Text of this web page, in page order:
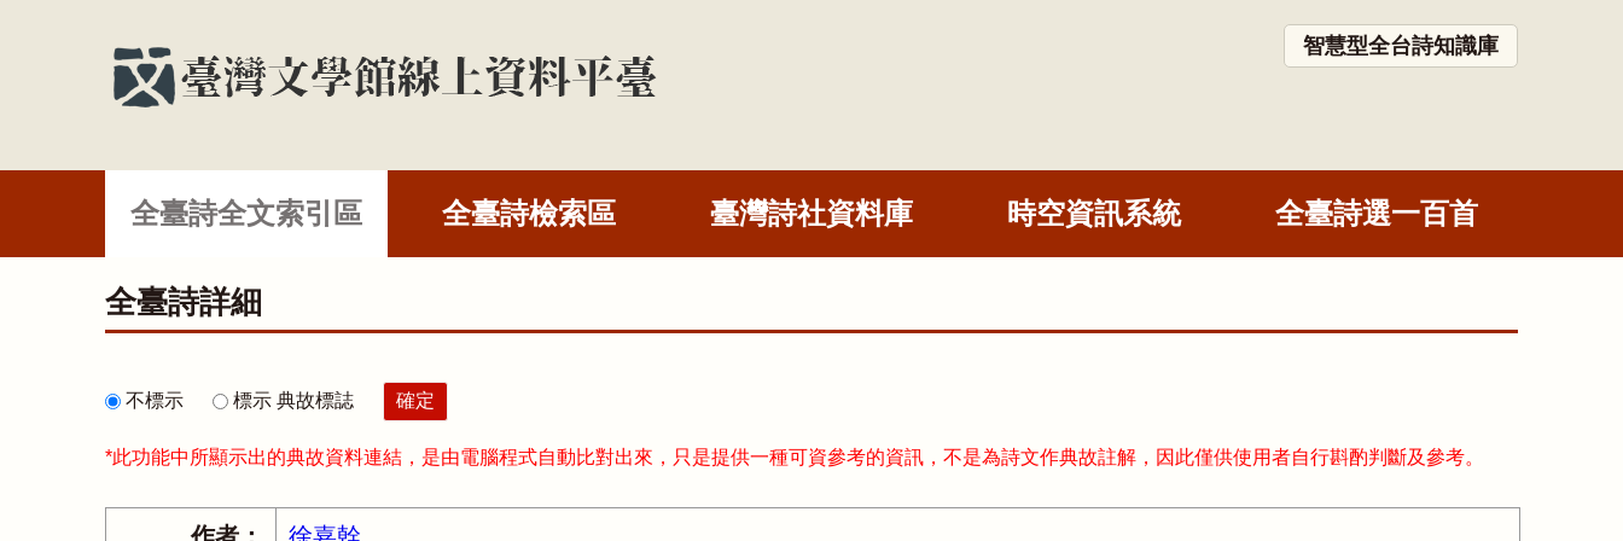
智慧型全台詩知識庫
全臺詩全文索引區 全臺詩檢索區 臺灣詩社資料庫 時空資訊系統 全臺詩選一百首
全臺詩詳細
不標示 標示 典故標誌
*此功能中所顯示出的典故資料連結，是由電腦程式自動比對出來，只是提供一種可資參考的資訊，不是為詩文作典故註解，因此僅供使用者自行斟酌判斷及參考。